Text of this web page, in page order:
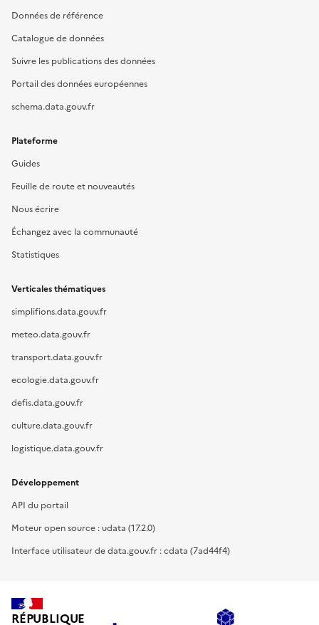
Données de référence
Catalogue de données
Suivre les publications des données
Portail des données européennes
schema.data.gouv.fr
Plateforme
Guides
Feuille de route et nouveautés
Nous écrire
Échangez avec la communauté
Statistiques
Verticales thématiques
simplifions.data.gouv.fr
meteo.data.gouv.fr
transport.data.gouv.fr
ecologie.data.gouv.fr
defis.data.gouv.fr
culture.data.gouv.fr
logistique.data.gouv.fr
Développement
API du portail
Moteur open source : udata (17.2.0)
Interface utilisateur de data.gouv.fr : cdata (7ad44f4)
RÉPUBLIQUE